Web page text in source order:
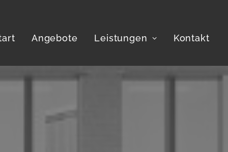
Angebote Leistungen Kontakt